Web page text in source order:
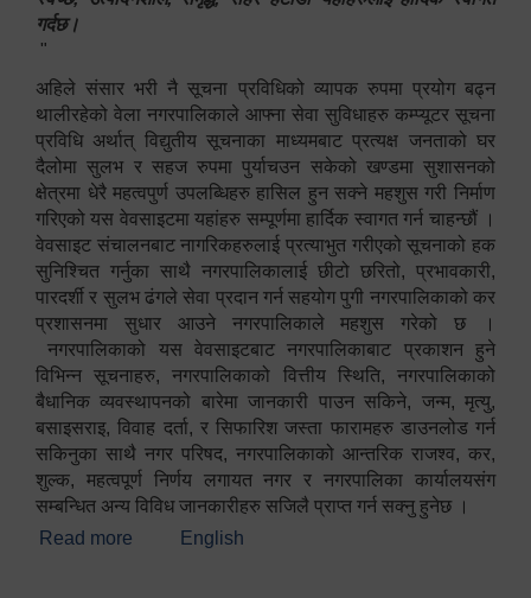
गर्दछ।
"
अहिले संसार भरी नै सूचना प्रविधिको व्यापक रुपमा प्रयोग बढ्न
थालीरहेको वेला नगरपालिकाले आफ्ना सेवा सुविधाहरु कम्प्यूटर सूचना
प्रविधि अर्थात् विद्युतीय सूचनाका माध्यमबाट प्रत्यक्ष जनताको घर
दैलोमा सुलभ र सहज रुपमा पुर्याचउन सकेको खण्डमा सुशासनको
क्षेत्रमा धेरै महत्वपुर्ण उपलब्धिहरु हासिल हुन सक्ने महशुस गरी निर्माण
गरिएको यस वेवसाइटमा यहांहरु सम्पूर्णमा हार्दिक स्वागत गर्न चाहन्छौं ।
वेवसाइट संचालनबाट नागरिकहरुलाई प्रत्याभुत गरीएको सूचनाको हक
सुनिश्चित गर्नुका साथै नगरपालिकालाई छीटो छरितो, प्रभावकारी,
पारदर्शी र सुलभ ढंगले सेवा प्रदान गर्न सहयोग पुगी नगरपालिकाको कर
प्रशासनमा सुधार आउने नगरपालिकाले महशुस गरेको छ ।
नगरपालिकाको यस वेवसाइटबाट नगरपालिकाबाट प्रकाशन हुने
विभिन्न सूचनाहरु, नगरपालिकाको वित्तीय स्थिति, नगरपालिकाको
बैधानिक व्यवस्थापनको बारेमा जानकारी पाउन सकिने, जन्म, मृत्यु,
बसाइसराइ, विवाह दर्ता, र सिफारिश जस्ता फारामहरु डाउनलोड गर्न
सकिनुका साथै नगर परिषद, नगरपालिकाको आन्तरिक राजश्व, कर,
शुल्क, महत्वपूर्ण निर्णय लगायत नगर र नगरपालिका कार्यालयसंग
सम्बन्धित अन्य विविध जानकारीहरु सजिलै प्राप्त गर्न सक्नु हुनेछ ।
Read more about स्वागतम!!!
English